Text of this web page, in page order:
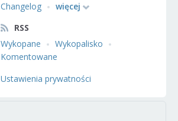
Changelog
więcej
RSS
Wykopane
Wykopalisko
Komentowane
Ustawienia prywatności